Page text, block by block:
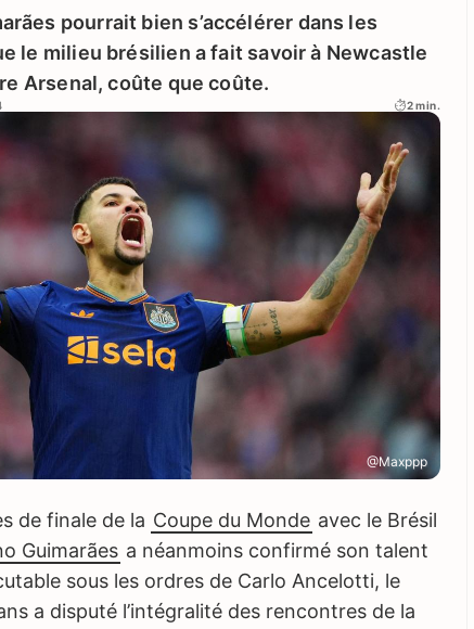
pourrait bien s’accélérer dans les
le milieu brésilien a fait savoir à Newcastle
Arsenal, coûte que coûte.
2 min.
@Maxppp
de finale de la Coupe du Monde avec le Brésil
Guimarães a néanmoins confirmé son talent
sous les ordres de Carlo Ancelotti, le
a disputé l’intégralité des rencontres de la